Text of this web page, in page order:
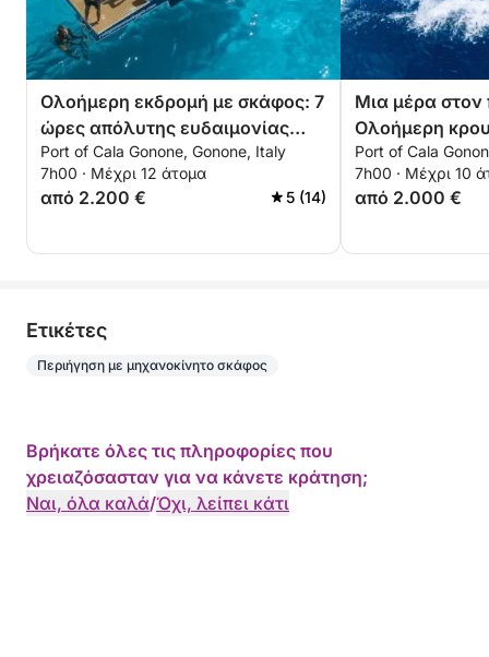
Ολοήμερη εκδρομή με σκάφος: 7
ώρες απόλυτης ευδαιμονίας
στον κόλπο του Orosei (D34)
Port of Cala Gonone, Gonone, Italy
7h00 · Μέχρι 12 άτομα
από 2.200 € 5 (14)
Μια μέρα στον
Ολοήμερη
κόλπο του
Port of Cala
7h00 · Μέχρι 10
από 2.000 €
Eτικέτες
Περιήγηση με μηχανοκίνητο σκάφος
Βρήκατε όλες τις πληροφορίες που
χρειαζόσασταν για να κάνετε κράτηση;
Ναι, όλα καλά/Όχι, λείπει κάτι